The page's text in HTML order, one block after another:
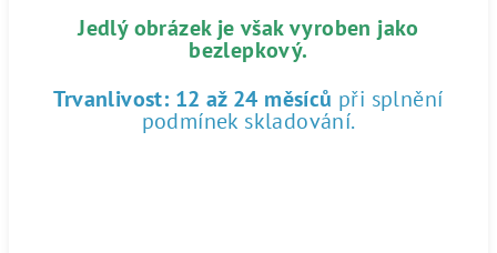
Jedlý obrázek je však vyroben jako
bezlepkový.
Trvanlivost: 12 až 24 měsíců při splnění
podmínek skladování.